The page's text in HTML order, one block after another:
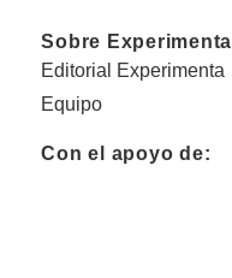
Sobre Experimenta
Editorial Experimenta
Equipo
Con el apoyo de: